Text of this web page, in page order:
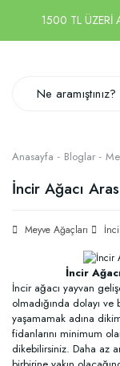
1500 TL ÜZERİ
Anasayfa Bloglar
İncir Ağacı
Meyve Ağaçları
İncir
İncir ağacı yayvan
olmadığında dolayı
yaşamamak adına
fidanlarını minimum
dikebilirsiniz. Daha az